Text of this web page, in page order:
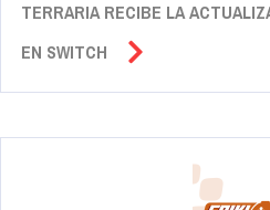
TERRARIA RECIBE LA
EN SWITCH